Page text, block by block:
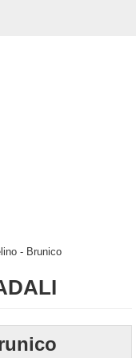
- Brunico